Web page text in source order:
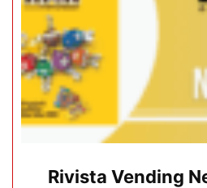
Rivista Vending